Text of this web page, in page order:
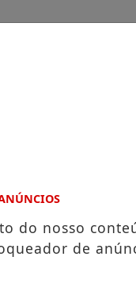
Santo
Prefeitura
para investir R$ 5
PCPR divulga
do nosso
de